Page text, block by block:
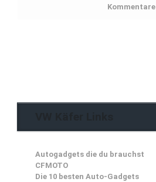
Kommentare
Autogadgets die du brauchst
CFMOTO
Die 10 besten Auto-Gadgets